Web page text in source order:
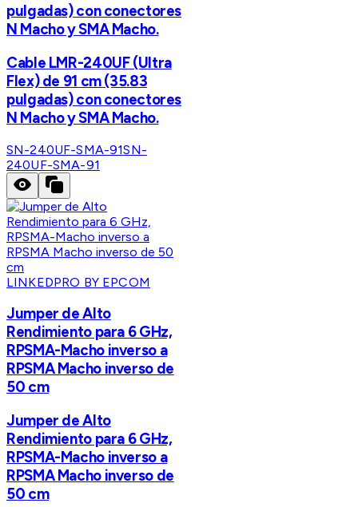
pulgadas) con conectores
N Macho y SMA Macho.
Cable LMR-240UF (Ultra
Flex) de 91 cm (35.83
pulgadas) con conectores
N Macho y SMA Macho.
SN-240UF-SMA-91SN-
240UF-SMA-91
LINKEDPRO BY EPCOM
Jumper de Alto
Rendimiento para 6 GHz,
RPSMA-Macho inverso a
RPSMA Macho inverso de
50 cm
Jumper de Alto
Rendimiento para 6 GHz,
RPSMA-Macho inverso a
RPSMA Macho inverso de
50 cm